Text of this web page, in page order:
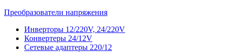
Преобразователи напряжения
Инверторы 12/220V, 24/220V
Конвертеры 24/12V
Сетевые адаптеры 220/12